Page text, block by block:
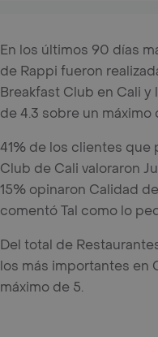
En los últimos 90 días
de Rappi fueron
Breakfast Club en Cali
de 4.3 sobre un máximo
41% de los clientes que
Club de Cali valoraron
15% opinaron Calidad
comentó Tal como lo
Del total de
los más importantes en
máximo de 5.